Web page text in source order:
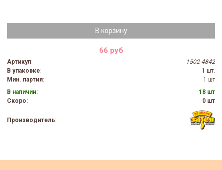
В корзину
66 руб
Артикул:
1502-4842
В упаковке:
1 шт.
Мин. партия:
1 шт
В наличии:
18 шт
Скоро:
0 шт
Производитель: